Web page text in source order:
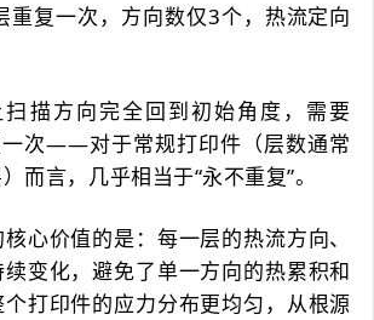
重复一次，方向数仅3个，热流定向
描方向完全回到初始角度，需要
次——对于常规打印件（层数通常
而言，几乎相当于“永不重复”。
心价值的是：每一层的热流方向、
变化，避免了单一方向的热累积和
打印件的应力分布更均匀，从根源